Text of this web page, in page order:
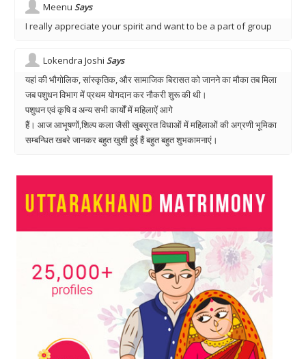
Meenu Says
I really appreciate your spirit and want to be a part of group
Lokendra Joshi Says
यहां की भौगोलिक, सांस्कृतिक, और सामाजिक बिरासत को जानने का मौका तब मिला
जब पशुधन विभाग में प्रथम योगदान कर नौकरी शुरू की थी।
पशुधन एवं कृषि व अन्य सभी कार्यों में महिलाऐं आगे
हैं। आज आभूषणों,शिल्प कला जैसी खुबसूरत विधाओं में महिलाओं की अग्रणी भूमिका
सम्बन्धित खबरे जानकर बहुत खुशी हुई हैं बहुत बहुत शुभकामनाएं।